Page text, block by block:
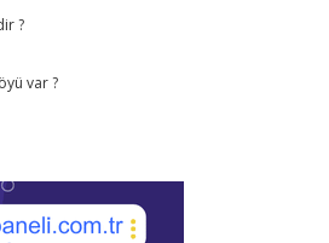
?
var ?